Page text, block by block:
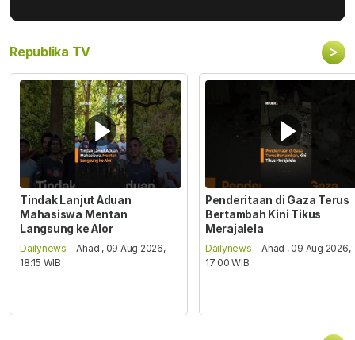
Republika TV >
Tindak Lanjut Aduan
Mahasiswa Mentan
Langsung ke Alor
Dailynews - Ahad , 09 Aug 2026,
18:15 WIB
Penderitaan di Gaza Terus
Bertambah Kini Tikus
Merajalela
Dailynews - Ahad , 09 Aug 2026,
17:00 WIB